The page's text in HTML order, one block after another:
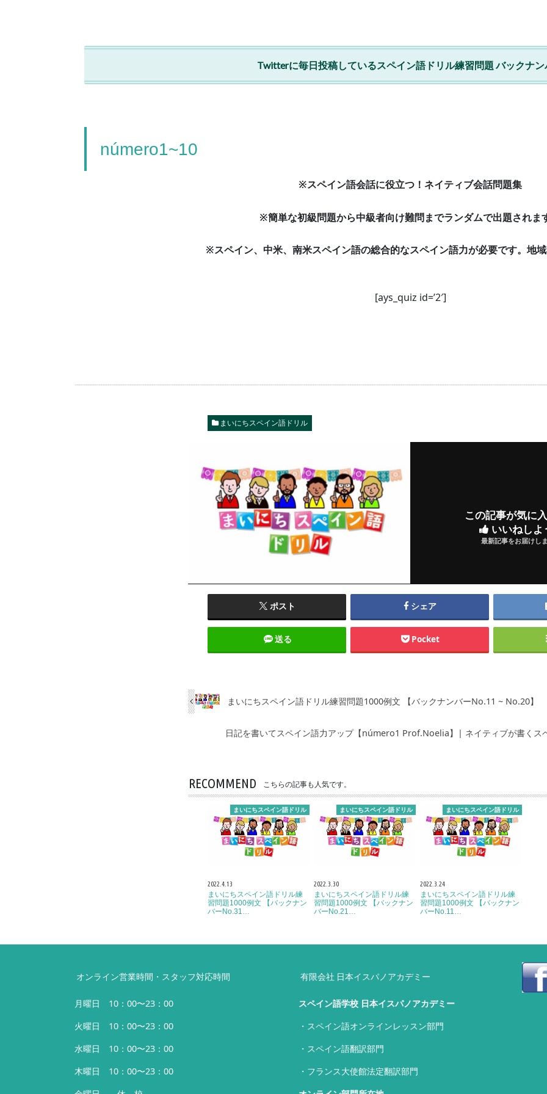
Twitterに毎日投稿しているスペイン語ドリル練習問題 バックナン
número1~10
※スペイン語会話に役立つ！ネイティブ会話問題集
※簡単な初級問題から中級者向け難問までランダムで出題されま
※スペイン、中米、南米スペイン語の総合的なスペイン語力が必要です。地
[ays_quiz id=’2′]
まいにちスペイン語ドリル
この記事が気に
いいねしよ
最新記事をお届けしま
ポスト シェア
送る Pocket
まいにちスペイン語ドリル練習問題1000例文 【バックナンバーNo.11 ~ No.20】
日記を書いてスペイン語力アップ【número1 Prof.Noelia】| ネイティブが書くス
RECOMMEND こちらの記事も人気です。
まいにちスペイン語ドリル
2022.4.13
まいにちスペイン語ドリル練
習問題1000例文 【バックナン
バーNo.31…
まいにちスペイン語ドリル
2022.3.30
まいにちスペイン語ドリル練
習問題1000例文 【バックナン
バーNo.21…
まいにちスペイン語ドリル
2022.3.24
まいにちスペイン語ドリル練
習問題1000例文 【バックナン
バーNo.11…
オンライン営業時間・スタッフ対応時間
月曜日 10：00〜23：00
火曜日 10：00〜23：00
水曜日 10：00〜23：00
木曜日 10：00〜23：00
有限会社 日本イスパノアカデミー
スペイン語学校 日本イスパノアカデミー
・スペイン語オンラインレッスン部門
・スペイン語翻訳部門
・フランス大使館法定翻訳部門